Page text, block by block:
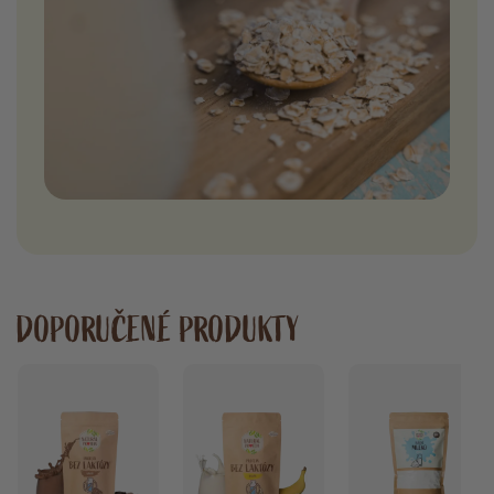
DOPORUČENÉ PRODUKTY